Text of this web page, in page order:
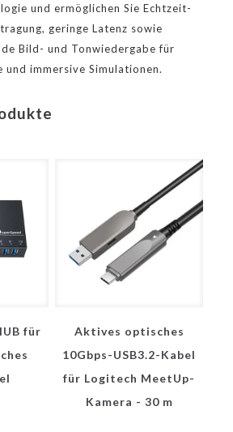
und ermöglichen Sie Echtzeit-
geringe Latenz sowie
Bild- und Tonwiedergabe für
und immersive Simulationen.
für
Aktives optisches
10Gbps-USB3.2-Kabel
für Logitech MeetUp-
Kamera - 30 m